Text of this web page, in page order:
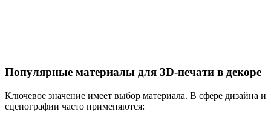
Популярные материалы для 3D-печати в декоре
Ключевое значение имеет выбор материала. В сфере дизайна и
сценографии часто применяются: